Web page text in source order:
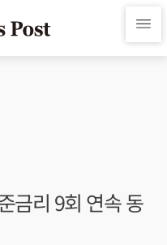
금리 9회 연속 동